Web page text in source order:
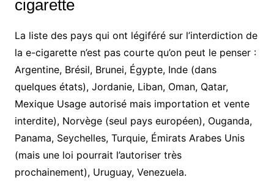
cigarette
La liste des pays qui ont légiféré sur l’interdiction de
la e-cigarette n’est pas courte qu’on peut le penser :
Argentine, Brésil, Brunei, Égypte, Inde (dans
quelques états), Jordanie, Liban, Oman, Qatar,
Mexique Usage autorisé mais importation et vente
interdite), Norvège (seul pays européen), Ouganda,
Panama, Seychelles, Turquie, Émirats Arabes Unis
(mais une loi pourrait l’autoriser très
prochainement), Uruguay, Venezuela.